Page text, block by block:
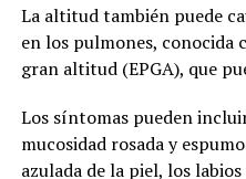
La altitud también puede
en los pulmones, conocida
gran altitud (EPGA), que
Los síntomas pueden
mucosidad rosada y
azulada de la piel, los labios